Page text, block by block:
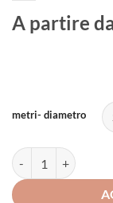
A partire
metri- diametro
SHIMANO Kairiki 8